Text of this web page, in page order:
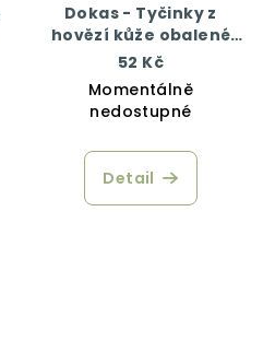
Dokas - Tyčinky z
hovězí kůže obalené
kuřecím 50 g
52 Kč
Momentálně
nedostupné
Detail